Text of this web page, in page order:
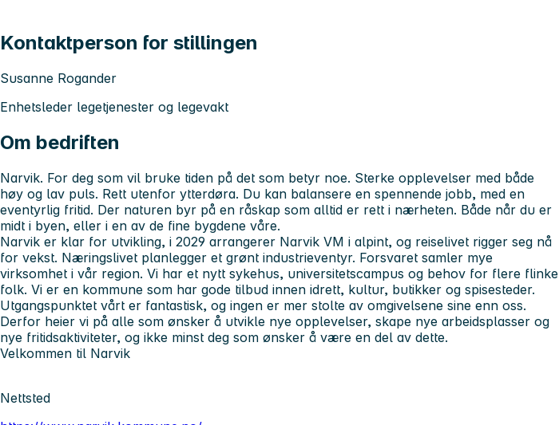
Kontaktperson for stillingen
Susanne Rogander
Enhetsleder legetjenester og legevakt
Om bedriften
Narvik. For deg som vil bruke tiden på det som betyr noe. Sterke opplevelser med både
høy og lav puls. Rett utenfor ytterdøra. Du kan balansere en spennende jobb, med en
eventyrlig fritid. Der naturen byr på en råskap som alltid er rett i nærheten. Både når du er
midt i byen, eller i en av de fine bygdene våre.
Narvik er klar for utvikling, i 2029 arrangerer Narvik VM i alpint, og reiselivet rigger seg nå
for vekst. Næringslivet planlegger et grønt industrieventyr. Forsvaret samler mye
virksomhet i vår region. Vi har et nytt sykehus, universitetscampus og behov for flere flinke
folk. Vi er en kommune som har gode tilbud innen idrett, kultur, butikker og spisesteder.
Utgangspunktet vårt er fantastisk, og ingen er mer stolte av omgivelsene sine enn oss.
Derfor heier vi på alle som ønsker å utvikle nye opplevelser, skape nye arbeidsplasser og
nye fritidsaktiviteter, og ikke minst deg som ønsker å være en del av dette.
Velkommen til Narvik
Nettsted